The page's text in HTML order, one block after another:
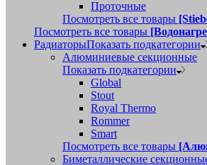
Проточные
Посмотреть все товары
Посмотреть все товары
РадиаторыПоказать подкатегории
Алюминиевые секционные
Показать подкатегории
Global
Stout
Royal Thermo
Rommer
Smart
Посмотреть все товары
Биметаллические